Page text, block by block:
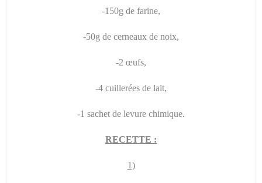
-150g de farine,
-50g de cerneaux de noix,
-2 œufs,
-4 cuillerées de lait,
-1 sachet de levure chimique.
RECETTE :
1)